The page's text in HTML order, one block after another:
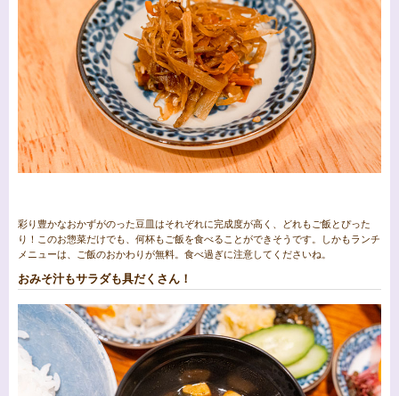
彩り豊かなおかずがのった豆皿はそれぞれに完成度が高く、どれもご飯とぴった
り！このお惣菜だけでも、何杯もご飯を食べることができそうです。しかもランチ
メニューは、ご飯のおかわりが無料。食べ過ぎに注意してくださいね。
おみそ汁もサラダも具だくさん！